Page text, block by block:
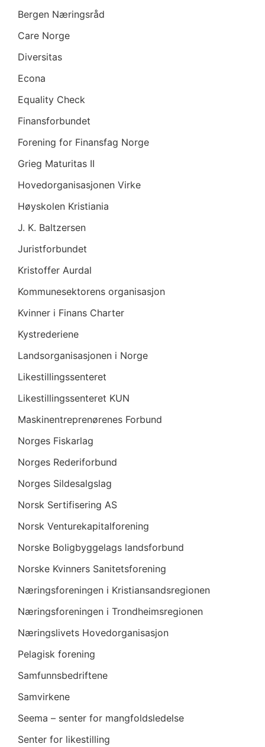
Bergen Næringsråd
Care Norge
Diversitas
Econa
Equality Check
Finansforbundet
Forening for Finansfag Norge
Grieg Maturitas II
Hovedorganisasjonen Virke
Høyskolen Kristiania
J. K. Baltzersen
Juristforbundet
Kristoffer Aurdal
Kommunesektorens organisasjon
Kvinner i Finans Charter
Kystrederiene
Landsorganisasjonen i Norge
Likestillingssenteret
Likestillingssenteret KUN
Maskinentreprenørenes Forbund
Norges Fiskarlag
Norges Rederiforbund
Norges Sildesalgslag
Norsk Sertifisering AS
Norsk Venturekapitalforening
Norske Boligbyggelags landsforbund
Norske Kvinners Sanitetsforening
Næringsforeningen i Kristiansandsregionen
Næringsforeningen i Trondheimsregionen
Næringslivets Hovedorganisasjon
Pelagisk forening
Samfunnsbedriftene
Samvirkene
Seema – senter for mangfoldsledelse
Senter for likestilling